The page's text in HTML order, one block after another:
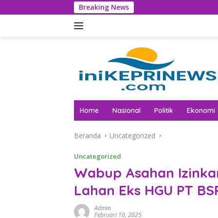
ke
Breaking News
Home Nasional Politik Ekonomi
Beranda Uncategorized
Uncategorized
Wabup Asahan
Lahan Eks HGU PT
Admin
Februari 10, 2025